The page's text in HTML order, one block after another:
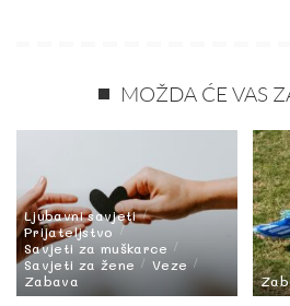
MOŽDA ĆE VAS
Ljubavni savjeti
Prijateljstvo
Savjeti za muškarce
Savjeti za žene
Veze
Zabava